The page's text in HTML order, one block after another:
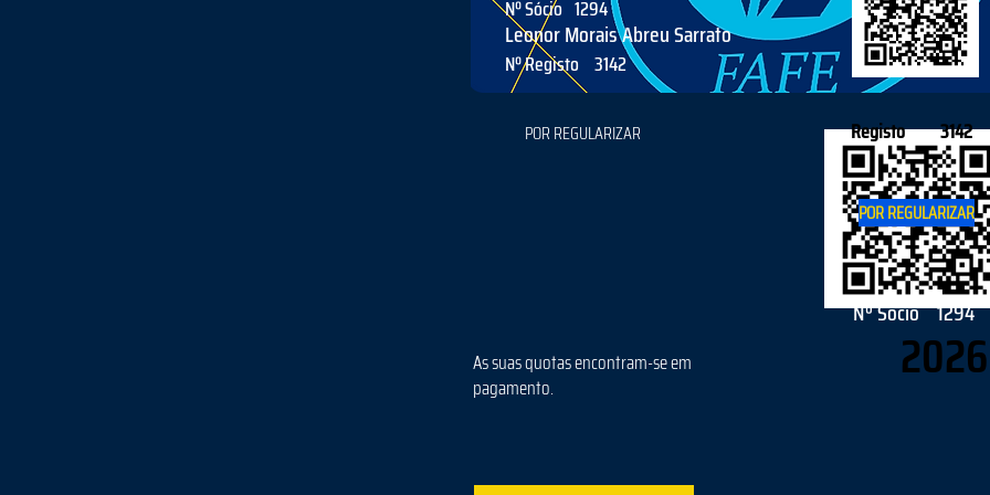
Leonor Morais Abreu Sarrato
1294
Nº Sócio
Nº Registo 3142
POR REGULARIZAR
As suas quotas encontram-se em
pagamento.
2026
1294
Nº Sócio
Registo 3142
POR REGULARIZAR